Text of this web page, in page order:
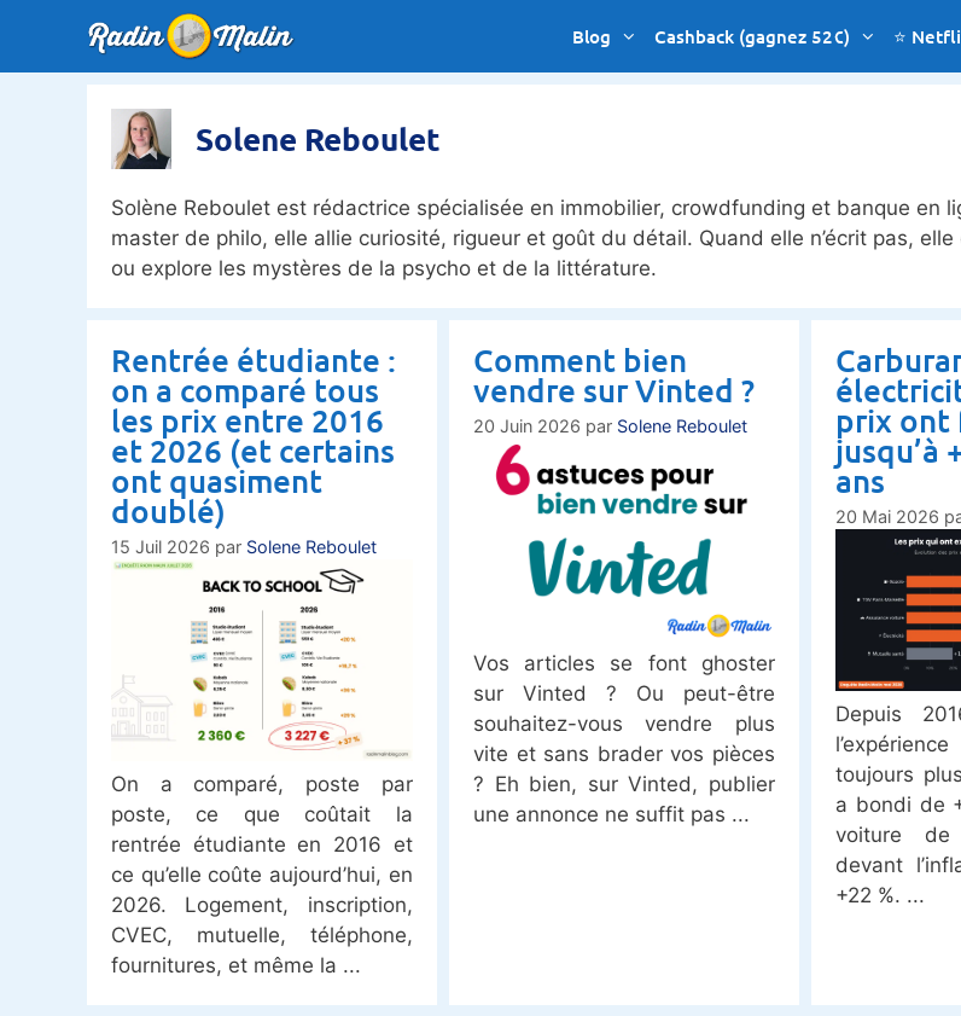
contenu
Blog Cashback (gagnez 52€) ⭐
Solene Reboulet
Solène Reboulet est rédactrice spécialisée en immobilier, crowdfunding et banque en
master de philo, elle allie curiosité, rigueur et goût du détail. Quand elle n’écrit pas,
ou explore les mystères de la psycho et de la littérature.
Rentrée étudiante :
on a comparé tous
les prix entre 2016
et 2026 (et certains
ont quasiment
doublé)
15 Juil 2026 par Solene Reboulet
On a comparé, poste par
poste, ce que coûtait la
rentrée étudiante en 2016 et
ce qu’elle coûte aujourd’hui, en
2026. Logement, inscription,
CVEC, mutuelle, téléphone,
fournitures, et même la
Comment bien
vendre sur Vinted ?
20 Juin 2026 par Solene Reboulet
Vos articles se font ghoster
sur Vinted ? Ou peut-être
souhaitez-vous vendre plus
vite et sans brader vos pièces
? Eh bien, sur Vinted, publier
une annonce ne suffit pas
prix ont
jusqu’à
ans
20 Mai 2026
Depuis
toujours
a bondi de
voiture
devant
+22 %.